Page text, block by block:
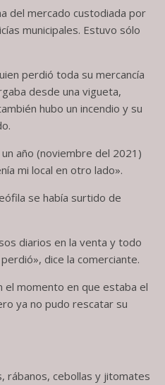
del mercado custodiada por
municipales. Estuvo sólo
perdió toda su mercancía
desde una vigueta,
hubo un incendio y su
año (noviembre del 2021)
mi local en otro lado».
se había surtido de
diarios en la venta y todo
dice la comerciante.
el momento en que estaba el
ya no pudo rescatar su
rábanos, cebollas y jitomates